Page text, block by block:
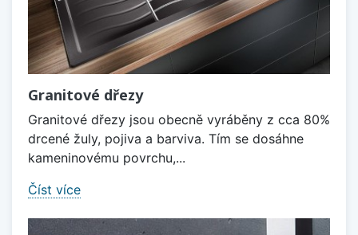
Granitové dřezy
Granitové dřezy jsou obecně vyráběny z cca 80%
drcené žuly, pojiva a barviva. Tím se dosáhne
kameninovému povrchu,...
Číst více